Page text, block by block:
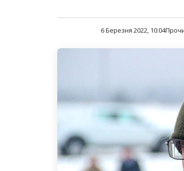
6 Березня 2022, 10:04